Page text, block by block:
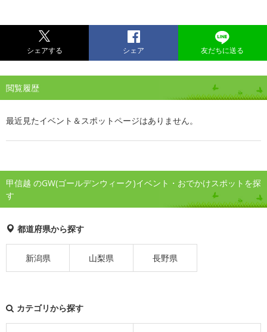
シェアする シェア 友だちに送る
閲覧履歴
最近見たイベント＆スポットページはありません。
甲信越 のGW(ゴールデンウィーク)イベント・おでかけスポットを探
す
都道府県から探す
新潟県 山梨県 長野県
カテゴリから探す